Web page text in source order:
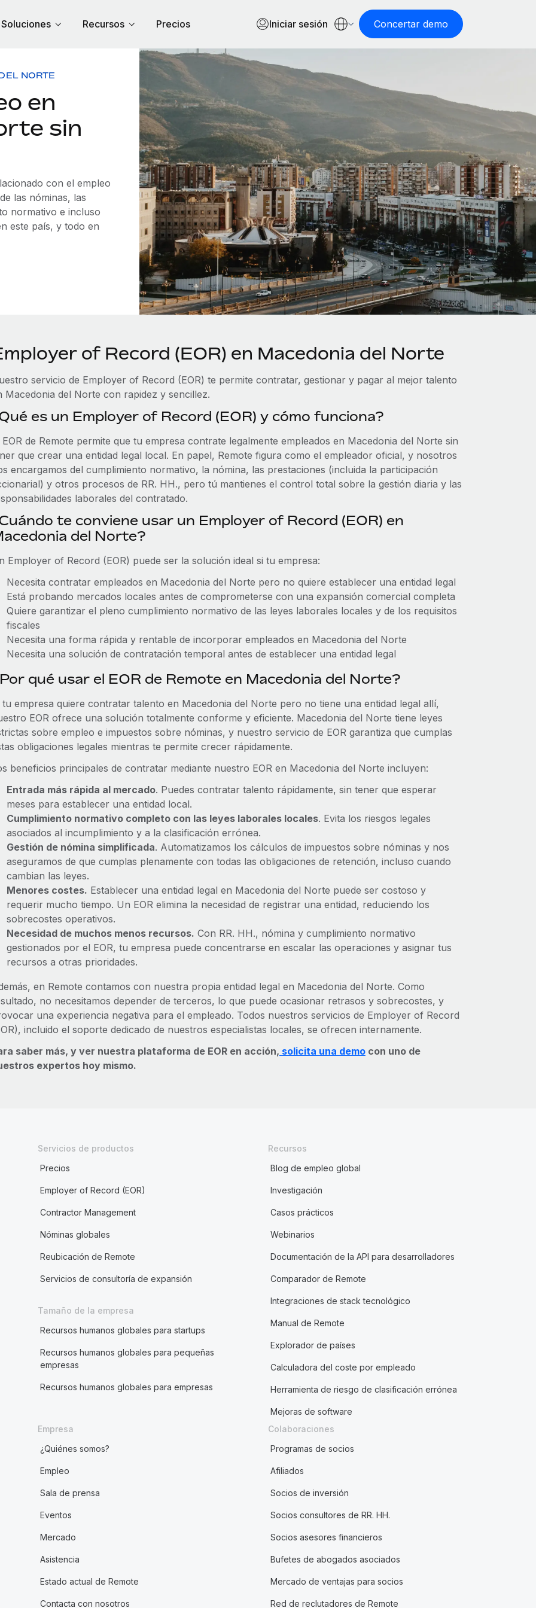
Soluciones Recursos Precios Iniciar sesión Concertar demo
NORTE
en
sin
con el empleo
las nóminas, las
normativo e incluso
este país, y todo en
of Record (EOR) en Macedonia del Norte
servicio de Employer of Record (EOR) te permite contratar, gestionar y pagar al mejor talento
Macedonia del Norte con rapidez y sencillez.
es un Employer of Record (EOR) y cómo funciona?
EOR de Remote permite que tu empresa contrate legalmente empleados en Macedonia del Norte sin
que crear una entidad legal local. En papel, Remote figura como el empleador oficial, y nosotros
encargamos del cumplimiento normativo, la nómina, las prestaciones (incluida la participación
y otros procesos de RR. HH., pero tú mantienes el control total sobre la gestión diaria y las
laborales del contratado.
te conviene usar un Employer of Record (EOR) en
del Norte?
Employer of Record (EOR) puede ser la solución ideal si tu empresa:
Necesita contratar empleados en Macedonia del Norte pero no quiere establecer una entidad legal
Está probando mercados locales antes de comprometerse con una expansión comercial completa
Quiere garantizar el pleno cumplimiento normativo de las leyes laborales locales y de los requisitos
fiscales
Necesita una forma rápida y rentable de incorporar empleados en Macedonia del Norte
Necesita una solución de contratación temporal antes de establecer una entidad legal
qué usar el EOR de Remote en Macedonia del Norte?
tu empresa quiere contratar talento en Macedonia del Norte pero no tiene una entidad legal allí,
EOR ofrece una solución totalmente conforme y eficiente. Macedonia del Norte tiene leyes
sobre empleo e impuestos sobre nóminas, y nuestro servicio de EOR garantiza que cumplas
obligaciones legales mientras te permite crecer rápidamente.
beneficios principales de contratar mediante nuestro EOR en Macedonia del Norte incluyen:
Entrada más rápida al mercado. Puedes contratar talento rápidamente, sin tener que esperar
meses para establecer una entidad local.
Cumplimiento normativo completo con las leyes laborales locales. Evita los riesgos legales
asociados al incumplimiento y a la clasificación errónea.
Gestión de nómina simplificada. Automatizamos los cálculos de impuestos sobre nóminas y nos
aseguramos de que cumplas plenamente con todas las obligaciones de retención, incluso cuando
cambian las leyes.
Menores costes. Establecer una entidad legal en Macedonia del Norte puede ser costoso y
requerir mucho tiempo. Un EOR elimina la necesidad de registrar una entidad, reduciendo los
sobrecostes operativos.
Necesidad de muchos menos recursos. Con RR. HH., nómina y cumplimiento normativo
gestionados por el EOR, tu empresa puede concentrarse en escalar las operaciones y asignar tus
recursos a otras prioridades.
en Remote contamos con nuestra propia entidad legal en Macedonia del Norte. Como
no necesitamos depender de terceros, lo que puede ocasionar retrasos y sobrecostes, y
una experiencia negativa para el empleado. Todos nuestros servicios de Employer of Record
incluido el soporte dedicado de nuestros especialistas locales, se ofrecen internamente.
saber más, y ver nuestra plataforma de EOR en acción, solicita una democon uno de
expertos hoy mismo.
Servicios de productos
Precios
Employer of Record (EOR)
Contractor Management
Nóminas globales
Reubicación de Remote
Servicios de consultoría de expansión
Tamaño de la empresa
Recursos humanos globales para startups
Recursos humanos globales para pequeñas
empresas
Recursos humanos globales para empresas
Recursos
Blog de empleo global
Investigación
Casos prácticos
Webinarios
Documentación de la API para desarrolladores
Comparador de Remote
Integraciones de stack tecnológico
Manual de Remote
Explorador de países
Calculadora del coste por empleado
Herramienta de riesgo de clasificación errónea
Mejoras de software
Empresa
¿Quiénes somos?
Empleo
Sala de prensa
Eventos
Mercado
Asistencia
Estado actual de Remote
Contacta con nosotros
Colaboraciones
Programas de socios
Afiliados
Socios de inversión
Socios consultores de RR. HH.
Socios asesores financieros
Bufetes de abogados asociados
Mercado de ventajas para socios
Red de reclutadores de Remote